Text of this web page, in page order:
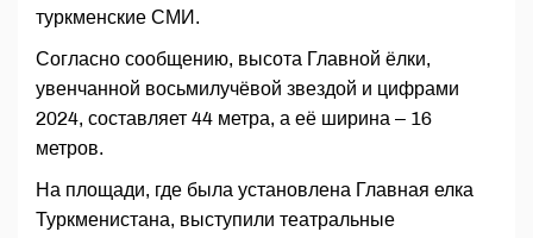
туркменские СМИ.
Согласно сообщению, высота Главной ёлки,
увенчанной восьмилучёвой звездой и цифрами
2024, составляет 44 метра, а её ширина – 16
метров.
На площади, где была установлена Главная елка
Туркменистана, выступили театральные